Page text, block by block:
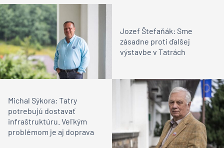
Jozef Štefaňák: Sme
zásadne proti ďalšej
výstavbe v Tatrách
Michal Sýkora: Tatry
potrebujú dostavať
infraštruktúru. Veľkým
problémom je aj doprava